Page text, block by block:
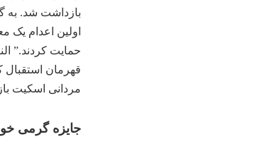
بازداشت شد. به
اولین اعدام یک
قهرمان استقبال
مردانی اسکیت
جایزه گرمی